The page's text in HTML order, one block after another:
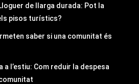
de llarga durada: Pot la
pisos turístics?
saber si una comunitat és
a l’estiu: Com reduir la despesa